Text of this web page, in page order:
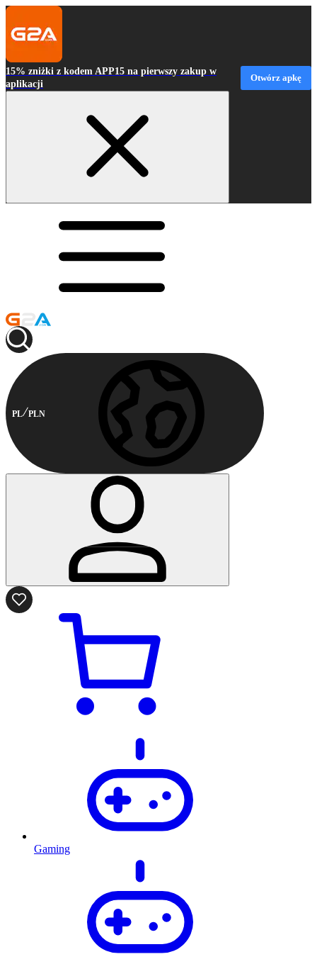
15% zniżki z kodem APP15 na pierwszy zakup w
aplikacji
Otwórz apkę
PL PLN
Gaming